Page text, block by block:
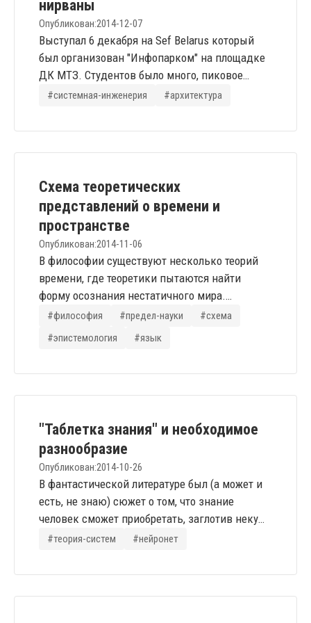
Метатекст, метатекстовый процессор и
генезис технологической поддержки
знаниевой коммуникации
нирваны
Опубликован:2014-12-07
Выступал 6 декабря на Sef Belarus который
был организован "Инфопарком" на площадке
ДК МТЗ. Студентов было много, пиковое
заполнение зала было, наверно, под 80-90%.
журналист с интервью, несколько студентов с
женщина - зубной техник. Кто-то из студентов
хотел скачать презентацию....
#системная-инженерия #архитектура
Схема теоретических
представлений о времени и
пространстве
Опубликован:2014-11-06
В философии существуют несколько теорий
времени, где теоретики пытаются найти
форму осознания нестатичного мира.
Вариантов вопросов и ответов достаточно
много. Описать всю совокупность их –
(Wikipedia approved) тематик и теорий.
теоретика) вариаций, а...
#философия #предел-науки
#схема
#эпистемология
#язык
"Таблетка знания" и необходимое
разнообразие
Опубликован:2014-10-26
В фантастической литературе был (а может и
есть, не знаю) сюжет о том, что знание
человек сможет приобретать, заглотив некую
"таблетку". Есть разные вариации такой
недетских. Как оказывается, кто-то ещё
#теория-систем #нейронет